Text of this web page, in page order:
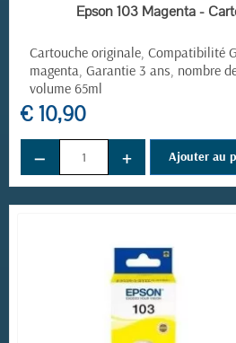
EN STOCK
Epson 103 Magenta -
Cartouche originale, Compatibilité
magenta, Garantie 3 ans, nombre
volume 65ml
€ 10,90
− + Ajouter au